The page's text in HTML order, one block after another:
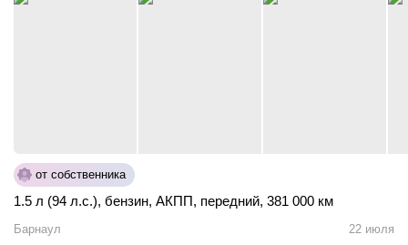
от собственника
1.5 л (94 л.с.), бензин, АКПП, передний, 381 000 км
Барнаул 22 июля